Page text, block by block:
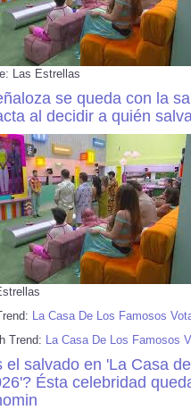
Las Estrellas
se queda con la
al decidir a quién salva
La Casa De Los Famosos
Trend: La Casa De Los Famosos
el salvado en 'La Casa
Ésta celebridad